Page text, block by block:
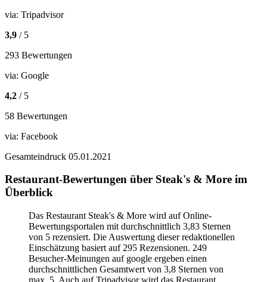
via: Tripadvisor
3,9 / 5
293 Bewertungen
via: Google
4,2 / 5
58 Bewertungen
via: Facebook
Gesamteindruck 05.01.2021
Restaurant-Bewertungen über Steak's & More im
Überblick
Das Restaurant Steak's & More wird auf Online-
Bewertungsportalen mit durchschnittlich 3,83 Sternen
von 5 rezensiert. Die Auswertung dieser redaktionellen
Einschätzung basiert auf 295 Rezensionen. 249
Besucher-Meinungen auf google ergeben einen
durchschnittlichen Gesamtwert von 3,8 Sternen von
max. 5. Auch auf Tripadvisor wird das Restaurant